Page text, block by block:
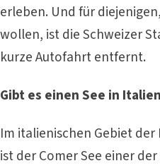
erleben. Und für
wollen, ist die Schweizer
kurze Autofahrt entfernt.
Gibt es einen See in
Im italienischen Gebiet
ist der Comer See einer